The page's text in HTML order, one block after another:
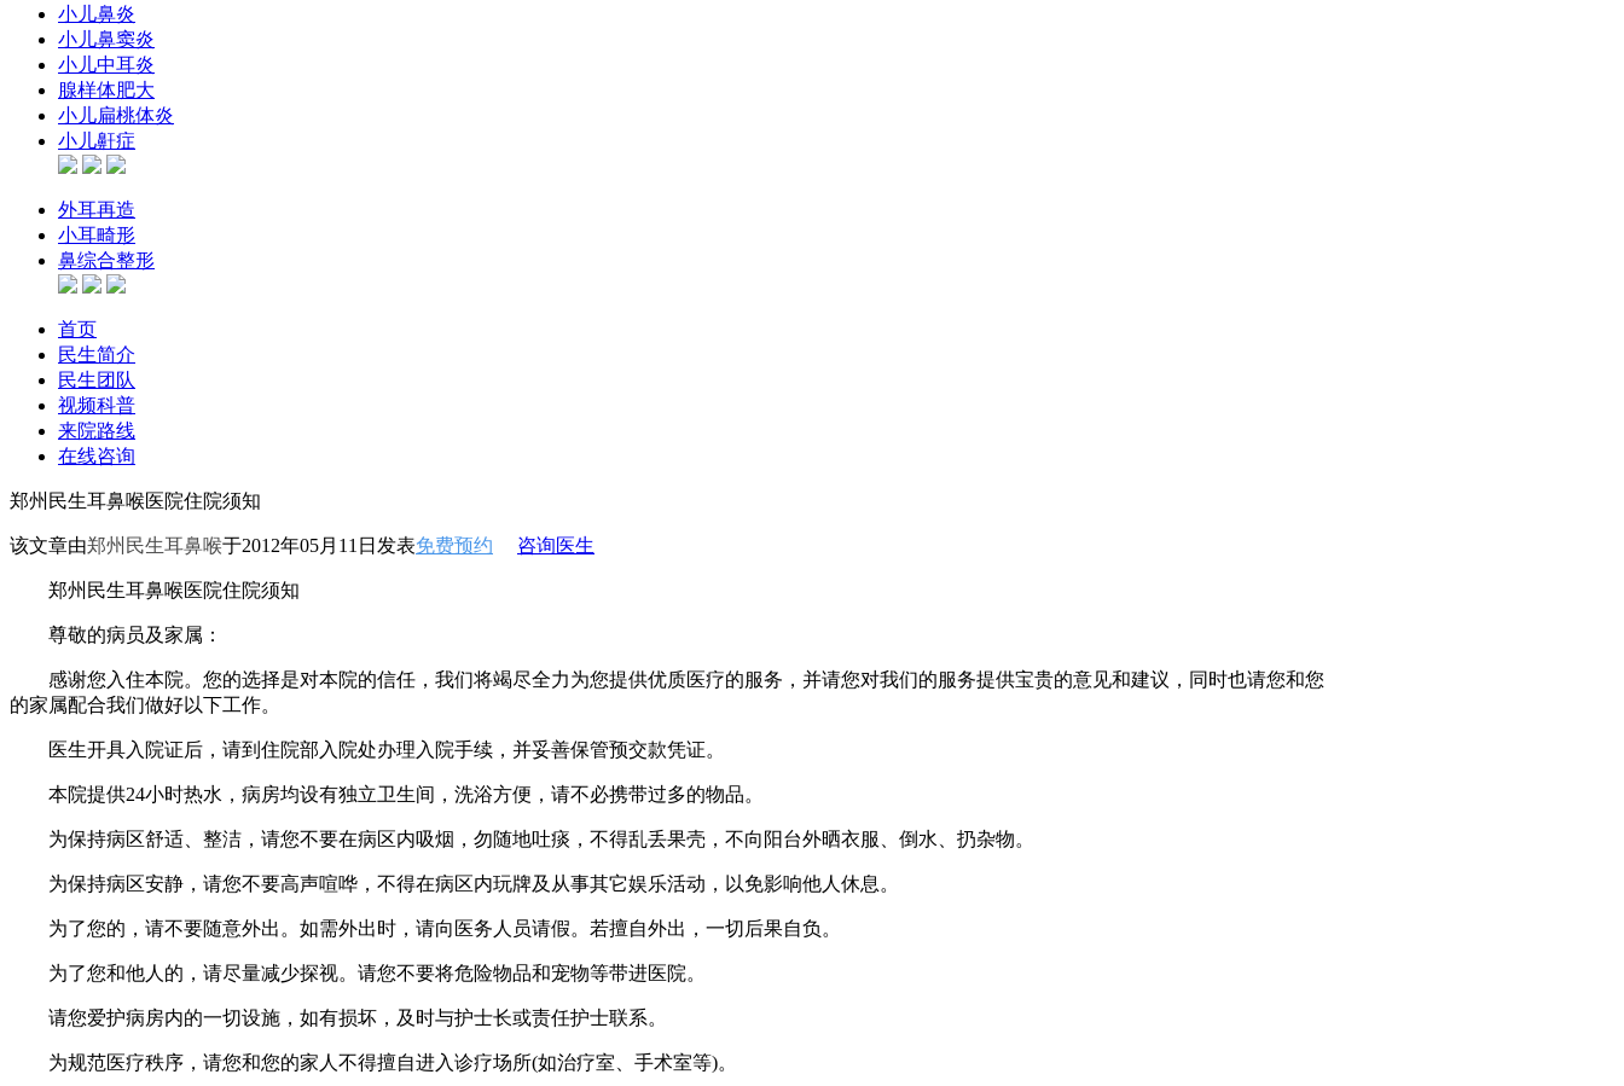
小儿鼻炎
小儿鼻窦炎
小儿中耳炎
腺样体肥大
小儿扁桃体炎
小儿鼾症
外耳再造
小耳畸形
鼻综合整形
首页
民生简介
民生团队
视频科普
来院路线
在线咨询
郑州民生耳鼻喉医院住院须知
该文章由郑州民生耳鼻喉于2012年05月11日发表免费预约 咨询医生
郑州民生耳鼻喉医院住院须知
尊敬的病员及家属：
感谢您入住本院。您的选择是对本院的信任，我们将竭尽全力为您提供优质医疗的服务，并请您对我们的服务提供宝贵的意见和建议，同时也请您和您
的家属配合我们做好以下工作。
医生开具入院证后，请到住院部入院处办理入院手续，并妥善保管预交款凭证。
本院提供24小时热水，病房均设有独立卫生间，洗浴方便，请不必携带过多的物品。
为保持病区舒适、整洁，请您不要在病区内吸烟，勿随地吐痰，不得乱丢果壳，不向阳台外晒衣服、倒水、扔杂物。
为保持病区安静，请您不要高声喧哗，不得在病区内玩牌及从事其它娱乐活动，以免影响他人休息。
为了您的，请不要随意外出。如需外出时，请向医务人员请假。若擅自外出，一切后果自负。
为了您和他人的，请尽量减少探视。请您不要将危险物品和宠物等带进医院。
请您爱护病房内的一切设施，如有损坏，及时与护士长或责任护士联系。
为规范医疗秩序，请您和您的家人不得擅自进入诊疗场所(如治疗室、手术室等)。